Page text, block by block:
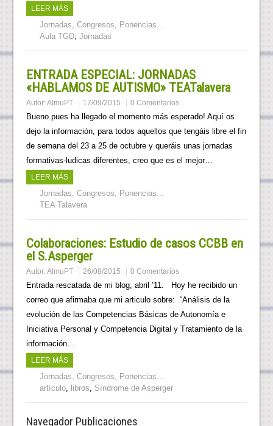
LEER MÁS
Jornadas, Congresos, Ponencias...
Aula TGD, Jornadas
ENTRADA ESPECIAL: JORNADAS
«HABLAMOS DE AUTISMO» TEATalavera
Autor:AlmuPT 17/09/2015 0 Comentarios
Bueno pues ha llegado el momento más esperado! Aquí os
dejo la información, para todos aquellos que tengáis libre el fin
de semana del 23 a 25 de octubre y queráis unas jornadas
formativas-ludicas diferentes, creo que es el mejor…
LEER MÁS
Jornadas, Congresos, Ponencias...
TEA Talavera
Colaboraciones: Estudio de casos CCBB en
el S.Asperger
Autor:AlmuPT 26/08/2015 0 Comentarios
Entrada rescatada de mi blog, abril ’11. Hoy he recibido un
correo que afirmaba que mi articulo sobre: “Análisis de la
evolución de las Competencias Básicas de Autonomía e
Iniciativa Personal y Competencia Digital y Tratamiento de la
información…
LEER MÁS
Jornadas, Congresos, Ponencias...
artículo, libros, Síndrome de Asperger
Navegador Publicaciones